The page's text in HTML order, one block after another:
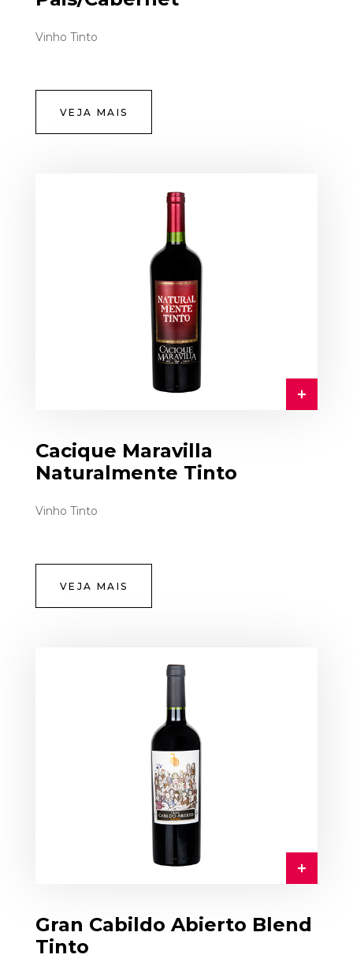
Vinho Tinto
VEJA MAIS
Cacique Maravilla
Naturalmente Tinto
Vinho Tinto
VEJA MAIS
Gran Cabildo Abierto Blend
Tinto